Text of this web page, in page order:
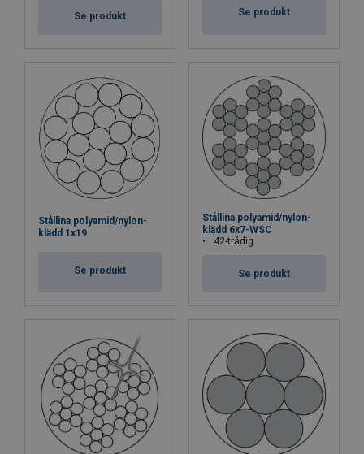
Se produkt Se produkt
Stållina polyamid/nylon-
klädd 1x19
Se produkt
Stållina polyamid/nylon-
klädd 6x7-WSC
42-trådig
Se produkt